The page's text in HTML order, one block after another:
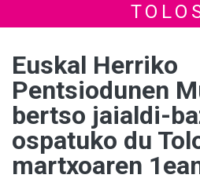
Euskal Herriko
Pentsiodunen
bertso jaialdi-
ospatuko du
martxoaren